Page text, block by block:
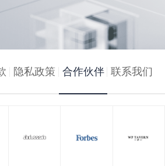
隐私政策 合作伙伴 联系我们